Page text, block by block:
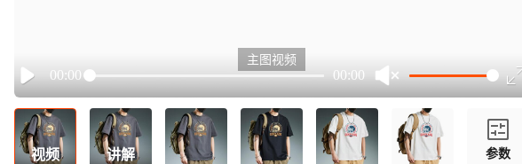
Play
00:00 00:00
主图视频
视频 讲解 参数